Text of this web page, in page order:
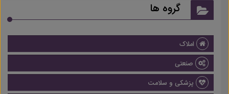
گروه ها
املاک
صنعتی
پزشکی و سلامت